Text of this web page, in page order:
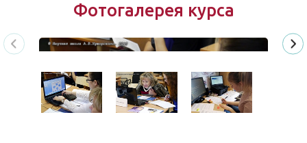
Фотогалерея курса